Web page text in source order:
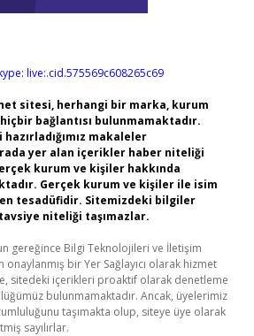
live:.cid.575569c608265c69
sitesi, herhangi bir marka, kurum
bağlantısı bulunmamaktadır.
makaleler
yer alan içerikler haber niteliği
kurum ve kişiler hakkında
Gerçek kurum ve kişiler ile isim
tesadüfidir. Sitemizdeki bilgiler
niteliği taşımazlar.
gereğince Bilgi Teknolojileri ve İletişim
onaylanmış bir Yer Sağlayıcı olarak hizmet
sitedeki içerikleri proaktif olarak denetleme
bulunmamaktadır. Ancak, üyelerimiz
taşımakta olup, siteye üye olarak
sayılırlar.